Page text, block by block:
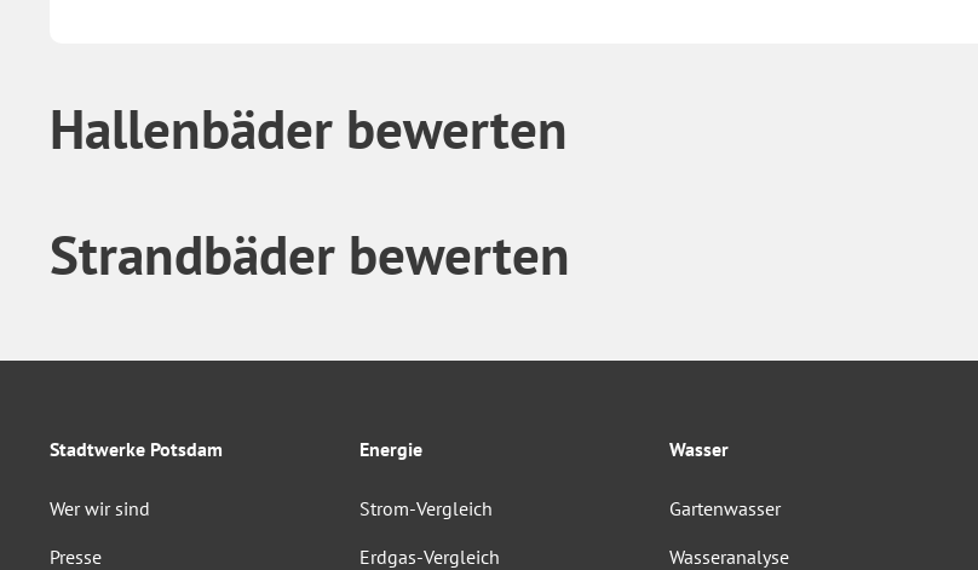
Hallenbäder bewerten
Strandbäder bewerten
Stadtwerke Potsdam
Wer wir sind
Presse
Energie
Strom-Vergleich
Erdgas-Vergleich
Wasser
Gartenwasser
Wasseranalyse